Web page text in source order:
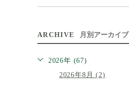
ARCHIVE 月別アーカイブ
2026年 (67)
2026年8月 (2)